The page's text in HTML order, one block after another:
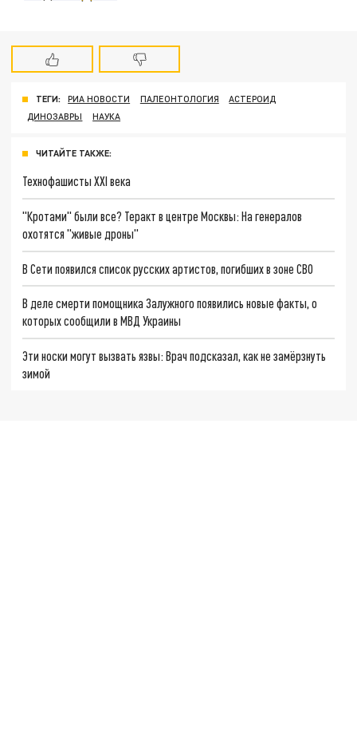
ТЕГИ: РИА НОВОСТИ ПАЛЕОНТОЛОГИЯ
АСТЕРОИД
ДИНОЗАВРЫ
НАУКА
ЧИТАЙТЕ ТАКЖЕ:
Технофашисты XXI века
"Кротами" были все? Теракт в центре Москвы: На генералов
охотятся "живые дроны"
В Сети появился список русских артистов, погибших в зоне СВО
В деле смерти помощника Залужного появились новые факты, о
которых сообщили в МВД Украины
Эти носки могут вызвать язвы: Врач подсказал, как не замёрзнуть
зимой